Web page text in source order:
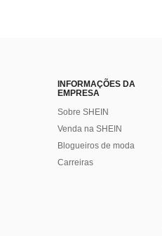
INFORMAÇÕES DA
EMPRESA
Sobre SHEIN
Venda na SHEIN
Blogueiros de moda
Carreiras